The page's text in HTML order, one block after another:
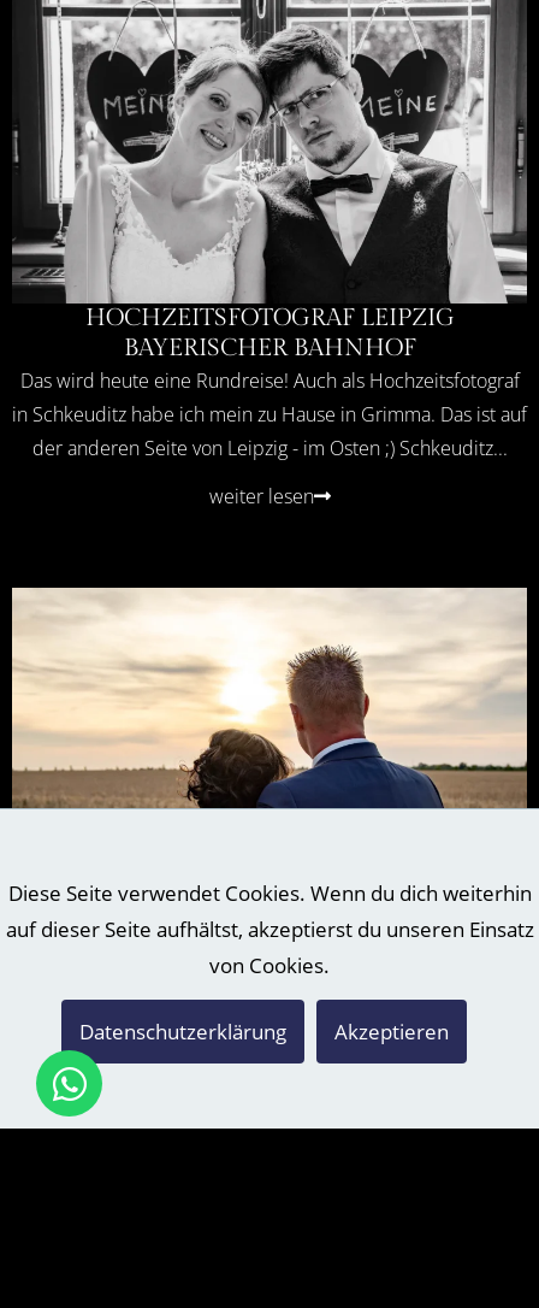
HOCHZEITSFOTOGRAF LEIPZIG
BAYERISCHER BAHNHOF
Das wird heute eine Rundreise! Auch als Hochzeitsfotograf
in Schkeuditz habe ich mein zu Hause in Grimma. Das ist auf
der anderen Seite von Leipzig - im Osten ;) Schkeuditz...
weiter lesen
HOCHZEITSFOTOGRAF IN SCHKEUDITZ
Das wird heute eine Rundreise! Auch als Hochzeitsfotograf
in Schkeuditz habe ich mein zu Hause in Grimma. Das ist auf
der anderen Seite von Leipzig - im Osten ;) Schkeuditz...
Diese Seite verwendet Cookies. Wenn du dich weiterhin
auf dieser Seite aufhältst, akzeptierst du unseren Einsatz
von Cookies.
Datenschutzerklärung Akzeptieren